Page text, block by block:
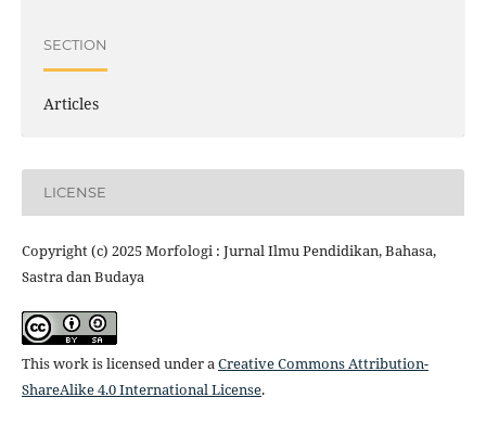
SECTION
Articles
LICENSE
Copyright (c) 2025 Morfologi : Jurnal Ilmu Pendidikan, Bahasa,
Sastra dan Budaya
This work is licensed under aCreative Commons Attribution-
ShareAlike 4.0 International License.